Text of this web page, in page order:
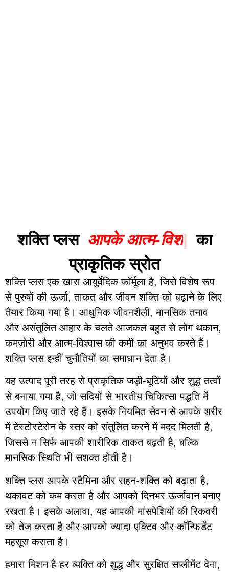
शक्ति प्लस आपक आतम-वशव|
का
प्राकृतिक स्रोत
शक्ति प्लस एक खास आयुर्वेदिक फॉर्मूला है, जिसे विशेष रूप
से पुरुषों की ऊर्जा, ताकत और जीवन शक्ति को बढ़ाने के लिए
तैयार किया गया है। आधुनिक जीवनशैली, मानसिक तनाव
और असंतुलित आहार के चलते आजकल बहुत से लोग थकान,
कमजोरी और आत्म-विश्वास की कमी का अनुभव करते हैं।
शक्ति प्लस इन्हीं चुनौतियों का समाधान देता है।
यह उत्पाद पूरी तरह से प्राकृतिक जड़ी-बूटियों और शुद्ध तत्वों
से बनाया गया है, जो सदियों से भारतीय चिकित्सा पद्धति में
उपयोग किए जाते रहे हैं। इसके नियमित सेवन से आपके शरीर
में टेस्टोस्टेरोन के स्तर को संतुलित करने में मदद मिलती है,
जिससे न सिर्फ आपकी शारीरिक ताकत बढ़ती है, बल्कि
मानसिक स्थिति भी सशक्त होती है।
शक्ति प्लस आपके स्टैमिना और सहन-शक्ति को बढ़ाता है,
थकावट को कम करता है और आपको दिनभर ऊर्जावान बनाए
रखता है। इसके अलावा, यह आपकी मांसपेशियों की रिकवरी
को तेज करता है और आपको ज्यादा एक्टिव और कॉन्फिडेंट
महसूस कराता है।
हमारा मिशन है हर व्यक्ति को शुद्ध और सुरक्षित सप्लीमेंट देना,